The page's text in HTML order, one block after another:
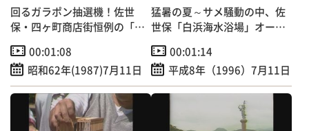
回るガラポン抽選機！佐世
保・四ヶ町商店街恒例の「中
00:01:08
昭和62年(1987)7月11日
猛暑の夏～サメ騒動の中、佐
世保「白浜海水浴場」オープ
00:01:14
平成8年（1996）7月11日